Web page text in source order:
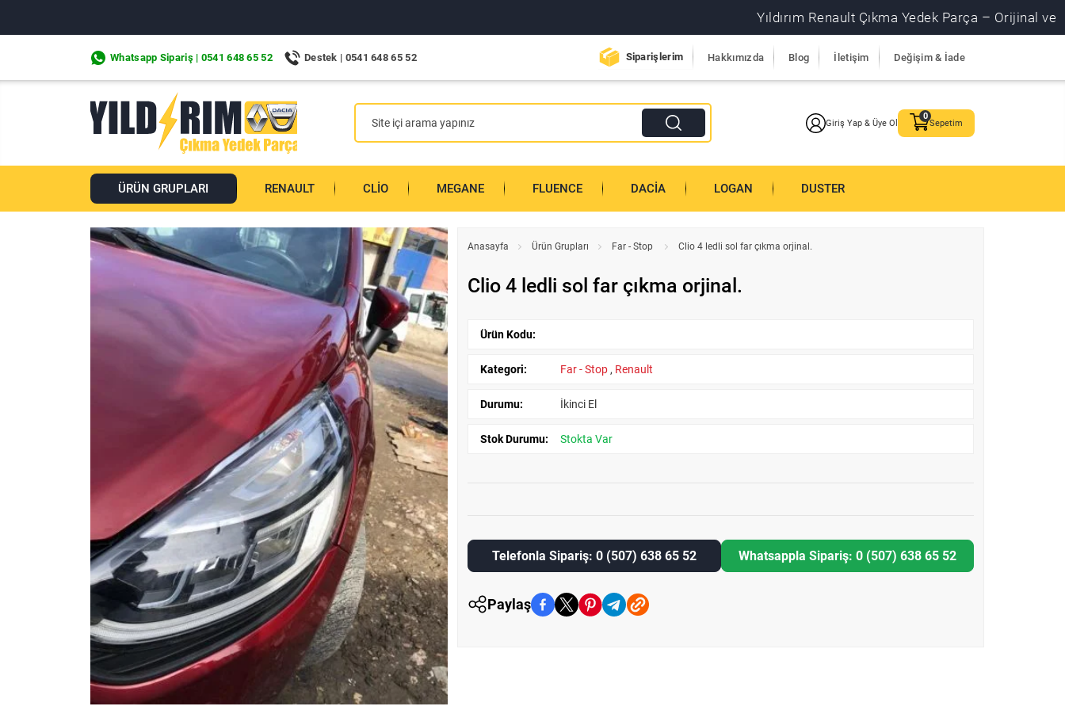
Yıldırım Renault Çıkma Yedek Parça – Orijinal ve
Whatsapp Sipariş | 0541 648 65 52 Destek | 0541 648 65 52 Siparişlerim Hakkımızda Blog İletişim Değişim & İade
Giriş Yap & Üye Ol Sepetim
ÜRÜN GRUPLARI RENAULT CLIO MEGANE FLUENCE DACIA LOGAN DUSTER
Anasayfa Ürün Grupları Far - Stop Clio 4 ledli sol far çıkma orjinal.
Clio 4 ledli sol far çıkma orjinal.
Ürün Kodu:
Kategori: Far - Stop , Renault
Durumu: İkinci El
Stok Durumu: Stokta Var
Telefonla Sipariş: 0 (507) 638 65 52 Whatsappla Sipariş: 0 (507) 638 65 52
Paylaş